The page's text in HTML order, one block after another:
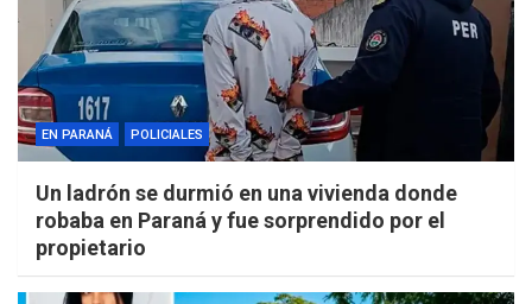
EN PARANÁ POLICIALES
Un ladrón se durmió en una vivienda donde
robaba en Paraná y fue sorprendido por el
propietario